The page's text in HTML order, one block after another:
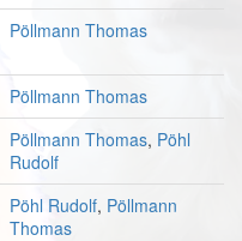
Pöllmann Thomas
Pöllmann Thomas
Pöllmann Thomas, Pöhl
Rudolf
Pöhl Rudolf, Pöllmann
Thomas